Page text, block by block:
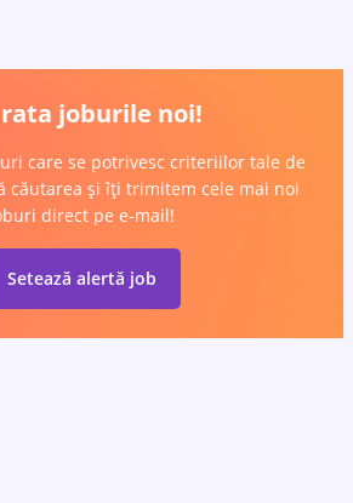
joburile noi!
care se potrivesc criteriilor tale de
căutarea și îți trimitem cele mai noi
direct pe e-mail!
Setează alertă job